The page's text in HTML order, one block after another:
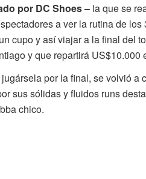
por DC Shoes – la que se
a ver la rutina de
cupo y así viajar a la final del
y que repartirá US$10.000
por la final, se volvió a
sus sólidas y fluidos runs
chico.